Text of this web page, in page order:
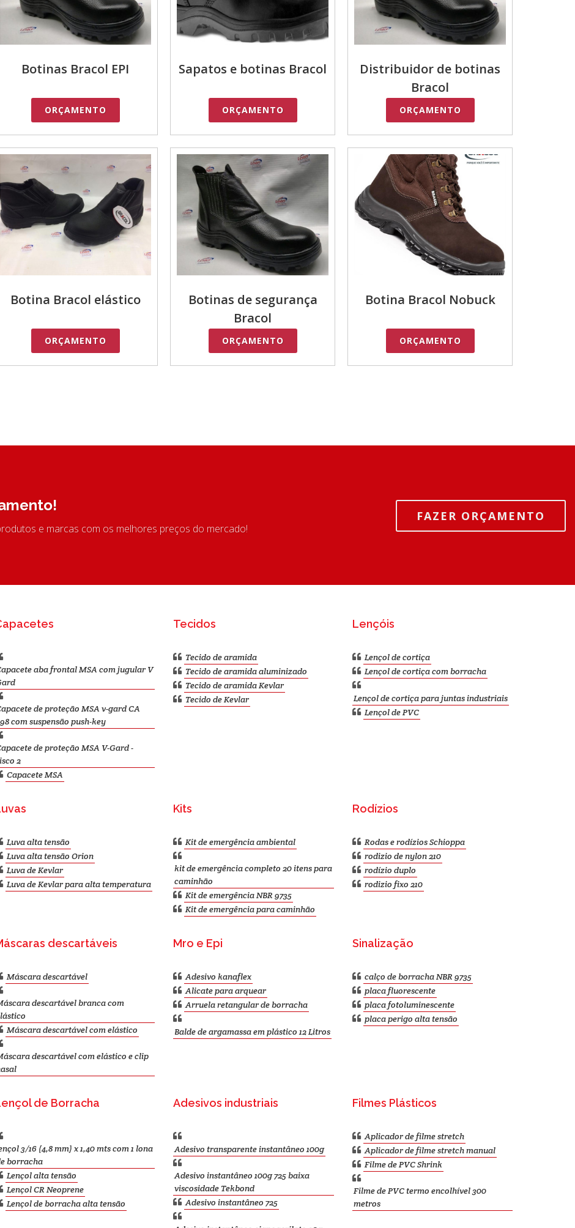
Botinas Bracol EPI
ORÇAMENTO
Sapatos e botinas Bracol
ORÇAMENTO
Distribuidor de botinas
Bracol
ORÇAMENTO
Botina Bracol elástico
ORÇAMENTO
Botinas de segurança
Bracol
ORÇAMENTO
Botina Bracol Nobuck
ORÇAMENTO
e marcas com os melhores preços do mercado!
FAZER ORÇAMENTO
aba frontal MSA com jugular V
de proteção MSA v-gard CA
com suspensão push-key
de proteção MSA V-Gard -
2
Capacete MSA
Tecidos
Tecido de aramida
Tecido de aramida aluminizado
Tecido de aramida Kevlar
Tecido de Kevlar
Lençóis
Lençol de cortiça
Lençol de cortiça com borracha
Lençol de cortiça para juntas industriais
Lençol de PVC
Luva alta tensão
Luva alta tensão Orion
Luva de Kevlar
Luva de Kevlar para alta temperatura
Kits
Kit de emergência ambiental
kit de emergência completo 20 itens para
caminhão
Kit de emergência NBR 9735
Kit de emergência para caminhão
Rodízios
Rodas e rodízios Schioppa
rodizio de nylon 210
rodízio duplo
rodizio fixo 210
descartáveis
Máscara descartável
descartável branca com
Máscara descartável com elástico
descartável com elástico e clip
Mro e Epi
Adesivo kanaflex
Alicate para arquear
Arruela retangular de borracha
Balde de argamassa em plástico 12 Litros
Sinalização
calço de borracha NBR 9735
placa fluorescente
placa fotoluminescente
placa perigo alta tensão
de Borracha
3/16 (4,8 mm) x 1,40 mts com 1 lona
borracha
Lençol alta tensão
Lençol CR Neoprene
Lençol de borracha alta tensão
Adesivos industriais
Adesivo transparente instantâneo 100g
Adesivo instantâneo 100g 725 baixa
viscosidade Tekbond
Adesivo instantâneo 725
Filmes Plásticos
Aplicador de filme stretch
Aplicador de filme stretch manual
Filme de PVC Shrink
Filme de PVC termo encolhível 300
metros